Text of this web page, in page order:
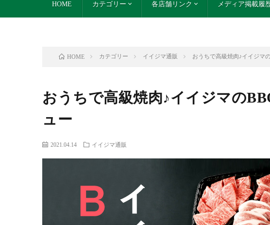
HOME カテゴリー 各店舗リンク メディア掲載履
HOME カテゴリー イイジマ通販 おうちで高級焼肉♪イイジマ
おうちで高級焼肉♪イイジマの
ュー
2021.04.14 イイジマ通販